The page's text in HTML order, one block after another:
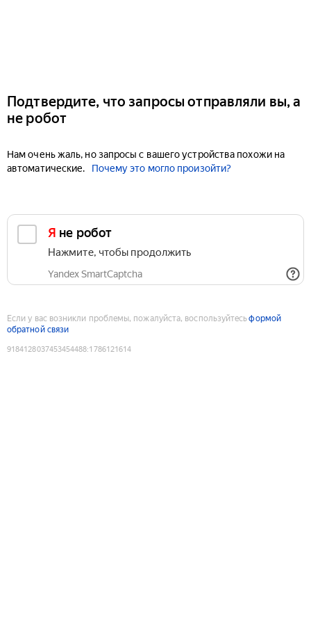
Подтвердите, что запросы отправляли вы, а
не робот
Нам очень жаль, но запросы с вашего устройства похожи на
автоматические.
Почему это могло произойти?
Я не робот
Нажмите, чтобы продолжить
Yandex SmartCaptcha
Если у вас возникли проблемы, пожалуйста, воспользуйтесьформой
обратной связи
9184128037453454488:1786121614